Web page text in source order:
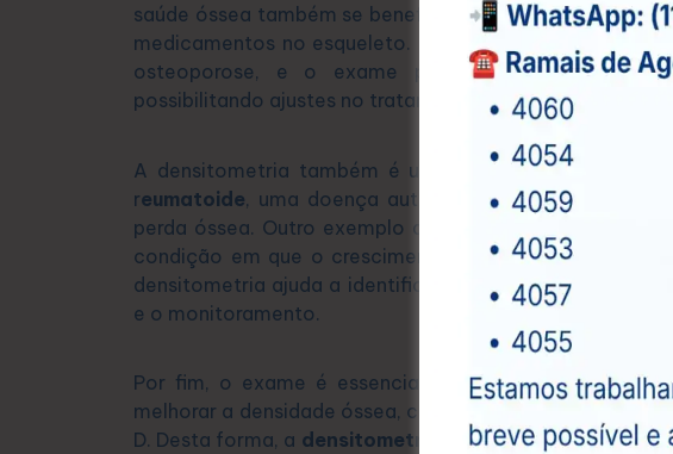
saúde óssea também se beneficiam da densitometria
medicamentos no esqueleto. Esses medicamentos são
osteoporose, e o exame permite acompanhar a
possibilitando ajustes no tratamento.
A densitometria também é utilizada para avaliar a
reumatoide, uma doença autoimune que, além de
perda óssea. Outro exemplo de doença detectada
condição em que o crescimento ósseo anormal
densitometria ajuda a identificar as áreas com
e o monitoramento.
Por fim, o exame é essencial para acompanhar a
melhorar a densidade óssea, como o uso de
D. Desta forma, a densitometria ósseadesempenha um